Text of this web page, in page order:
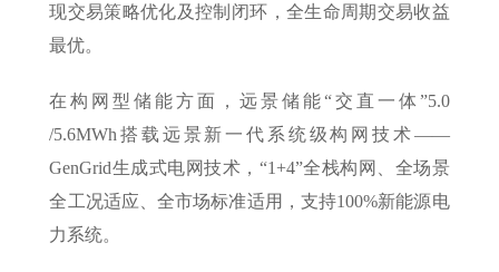
现交易策略优化及控制闭环，全生命周期交易收益
最优。
在构网型储能方面，远景储能“交直一体”5.0
/5.6MWh搭载远景新一代系统级构网技术——
GenGrid生成式电网技术，“1+4”全栈构网、全场景
全工况适应、全市场标准适用，支持100%新能源电
力系统。